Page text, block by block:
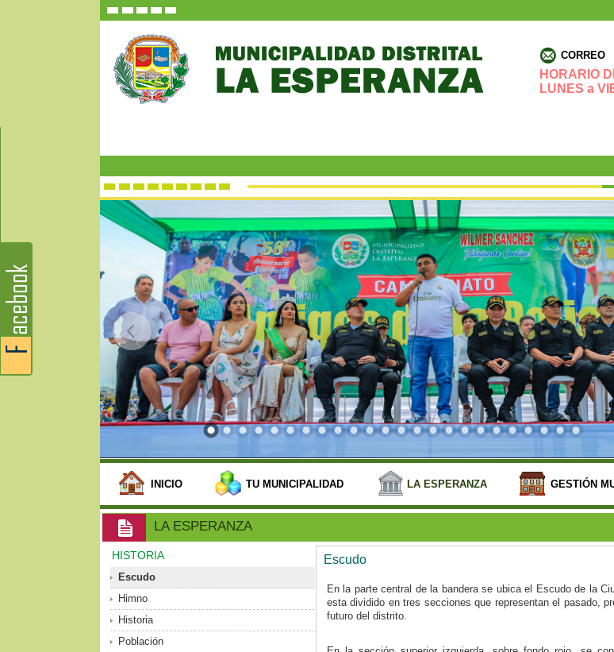
CORREO
HORARIO
LUNES a
2:00
INICIO TU MUNICIPALIDAD LA ESPERANZA GESTIÓN
LA ESPERANZA
HISTORIA
Escudo
Himno
Historia
Población
Escudo
En la parte central de la bandera se ubica el Escudo de la
esta dividido en tres secciones que representan el pasado,
futuro del distrito.